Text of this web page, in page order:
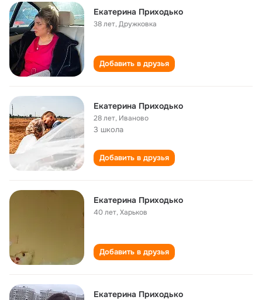
Екатерина Приходько
38 лет,Дружковка
Добавить в друзья
Екатерина Приходько
28 лет, Иваново
3 школа
Добавить в друзья
Екатерина Приходько
40 лет,Харьков
Добавить в друзья
Екатерина Приходько